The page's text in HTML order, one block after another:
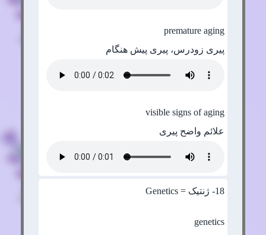
premature aging
پیری زودرس، پیری پیش هنگام
visible signs of aging
علائم واضح پیری
18- ژنتیک = Genetics
genetics